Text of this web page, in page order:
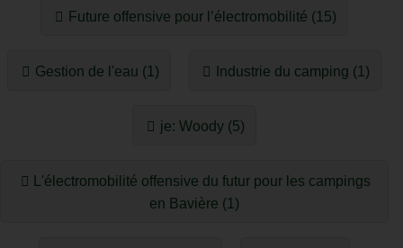
Future offensive pour l’électromobilité (15)
Gestion de l'eau (1) Industrie du camping (1)
je: Woody (5)
L'électromobilité offensive du futur pour les campings
en Bavière (1)